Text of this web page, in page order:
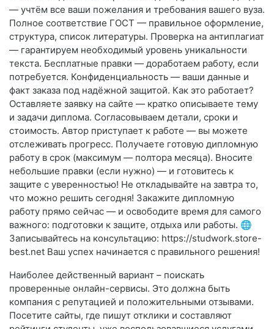
— учтём все ваши пожелания и требования вашего вуза.
Полное соответствие ГОСТ — правильное оформление,
структура, список литературы. Проверка на антиплагиат
— гарантируем необходимый уровень уникальности
текста. Бесплатные правки — доработаем работу, если
потребуется. Конфиденциальность — ваши данные и
факт заказа под надёжной защитой. Как это работает?
Оставляете заявку на сайте — кратко описываете тему
и задачи диплома. Согласовываем детали, сроки и
стоимость. Автор приступает к работе — вы можете
отслеживать прогресс. Получаете готовую дипломную
работу в срок (максимум — полтора месяца). Вносите
небольшие правки (если нужно) — и готовитесь к
защите с уверенностью! Не откладывайте на завтра то,
что можно решить сегодня! Закажите дипломную
работу прямо сейчас — и освободите время для самого
важного: подготовки к защите, отдыха или работы. 🌐
Записывайтесь на консультацию: https://studwork.store-
best.net Ваш успех начинается с правильного решения!
Наиболее действенный вариант – поискать
проверенные онлайн-сервисы. Это должна быть
компания с репутацией и положительными отзывами.
Посетите сайты, где пишут отклики и составляют